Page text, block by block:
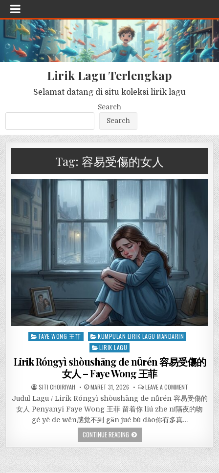
Lirik Lagu Terlengkap
Selamat datang di situ koleksi lirik lagu
Search
Search
Tag: 容易受傷的女人
Posted
FAYE WONG 王菲
KUMPULAN LIRIK LAGU MANDARIN
LIRIK LAGU
Lirik Róngyì shòushāng de nǚrén 容易受傷的
女人 – Faye Wong 王菲
SITI CHOIRIYAH MARET 31, 2026 LEAVE A COMMENT
Judul Lagu / Lirik Róngyì shòushāng de nǚrén 容易受傷的
女人 Penyanyi Faye Wong 王菲 留着你 liú zhe nǐ隔夜的吻
gé yè de wěn感觉不到 gǎn jué bù dào你有多真…
CONTINUE READING